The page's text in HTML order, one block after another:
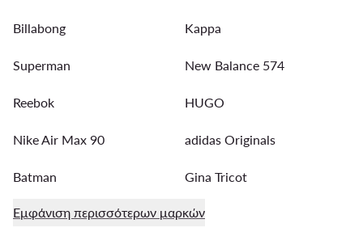
Billabong Kappa
Superman New Balance 574
Reebok HUGO
Nike Air Max 90 adidas Originals
Batman Gina Tricot
Εμφάνιση περισσότερων μαρκών